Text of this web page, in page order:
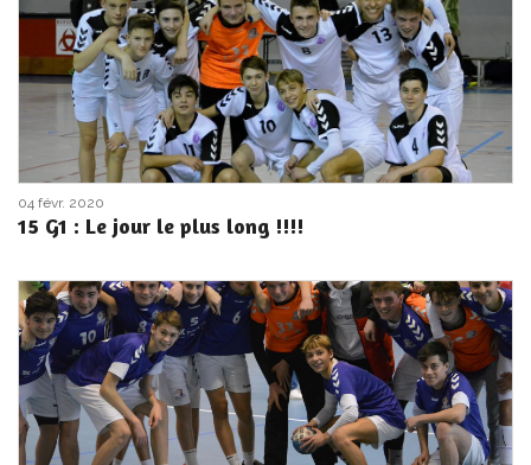
04 févr. 2020
15 G1 : Le jour le plus long !!!!